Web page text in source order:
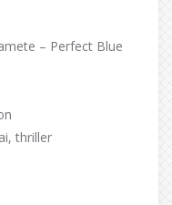
– Perfect Blue
thriller